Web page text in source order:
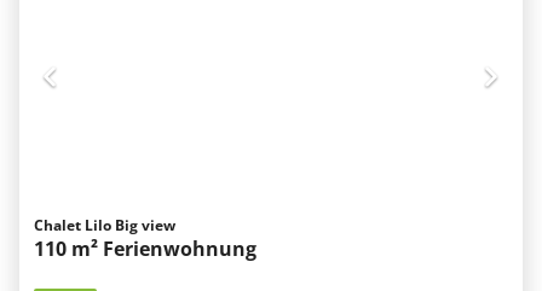
Chalet Lilo Big view
110 m² Ferienwohnung